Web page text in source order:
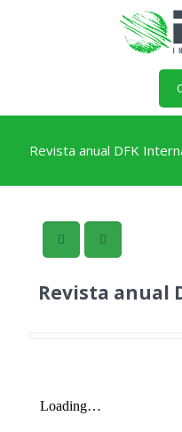
Revista anual DFK
Revista anual